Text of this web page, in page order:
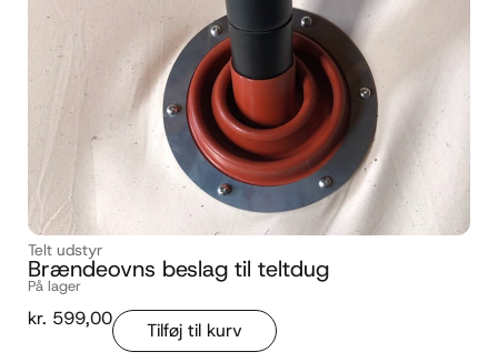
Telt udstyr
Brændeovns beslag til teltdug
På lager
kr. 599,00
Tilføj til kurv